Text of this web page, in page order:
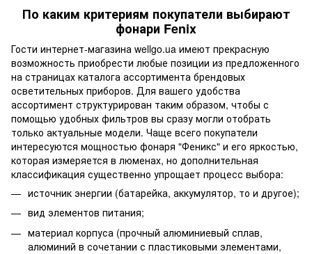
По каким критериям покупатели выбирают
фонари Fenix
Гости интернет-магазина wellgo.ua имеют прекрасную
возможность приобрести любые позиции из предложенного
на страницах каталога ассортимента брендовых
осветительных приборов. Для вашего удобства
ассортимент структурирован таким образом, чтобы с
помощью удобных фильтров вы сразу могли отобрать
только актуальные модели. Чаще всего покупатели
интересуются мощностью фонаря "Феникс" и его яркостью,
которая измеряется в люменах, но дополнительная
классификация существенно упрощает процесс выбора:
источник энергии (батарейка, аккумулятор, то и другое);
вид элементов питания;
материал корпуса (прочный алюминиевый сплав,
алюминий в сочетании с пластиковыми элементами,